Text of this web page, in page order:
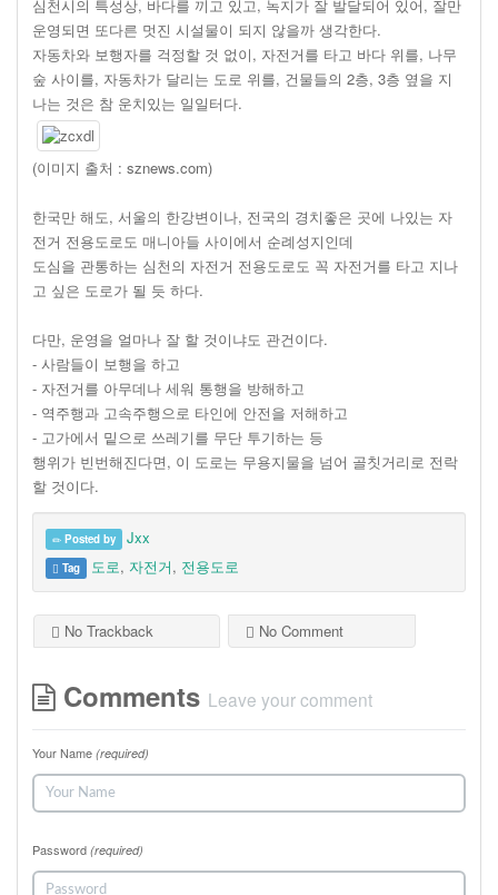
심천시의 특성상, 바다를 끼고 있고, 녹지가 잘 발달되어 있어, 잘만
운영되면 또다른 멋진 시설물이 되지 않을까 생각한다.
자동차와 보행자를 걱정할 것 없이, 자전거를 타고 바다 위를, 나무
숲 사이를, 자동차가 달리는 도로 위를, 건물들의 2층, 3층 옆을 지
나는 것은 참 운치있는 일일터다.
(이미지 출처 : sznews.com)
한국만 해도, 서울의 한강변이나, 전국의 경치좋은 곳에 나있는 자
전거 전용도로도 매니아들 사이에서 순례성지인데
도심을 관통하는 심천의 자전거 전용도로도 꼭 자전거를 타고 지나
고 싶은 도로가 될 듯 하다.
다만, 운영을 얼마나 잘 할 것이냐도 관건이다.
- 사람들이 보행을 하고
- 자전거를 아무데나 세워 통행을 방해하고
- 역주행과 고속주행으로 타인에 안전을 저해하고
- 고가에서 밑으로 쓰레기를 무단 투기하는 등
행위가 빈번해진다면, 이 도로는 무용지물을 넘어 골칫거리로 전락
할 것이다.
Posted by Jxx
Tag 도로, 자전거, 전용도로
No Trackback No Comment
Comments Leave your comment
Your Name (required)
Password (required)